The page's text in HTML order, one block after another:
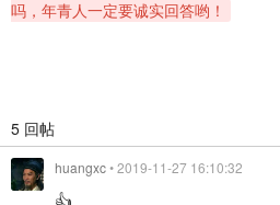
吗，年青人一定要诚实回答哟！
5 回帖
huangxc• 2019-11-27 16:10:32